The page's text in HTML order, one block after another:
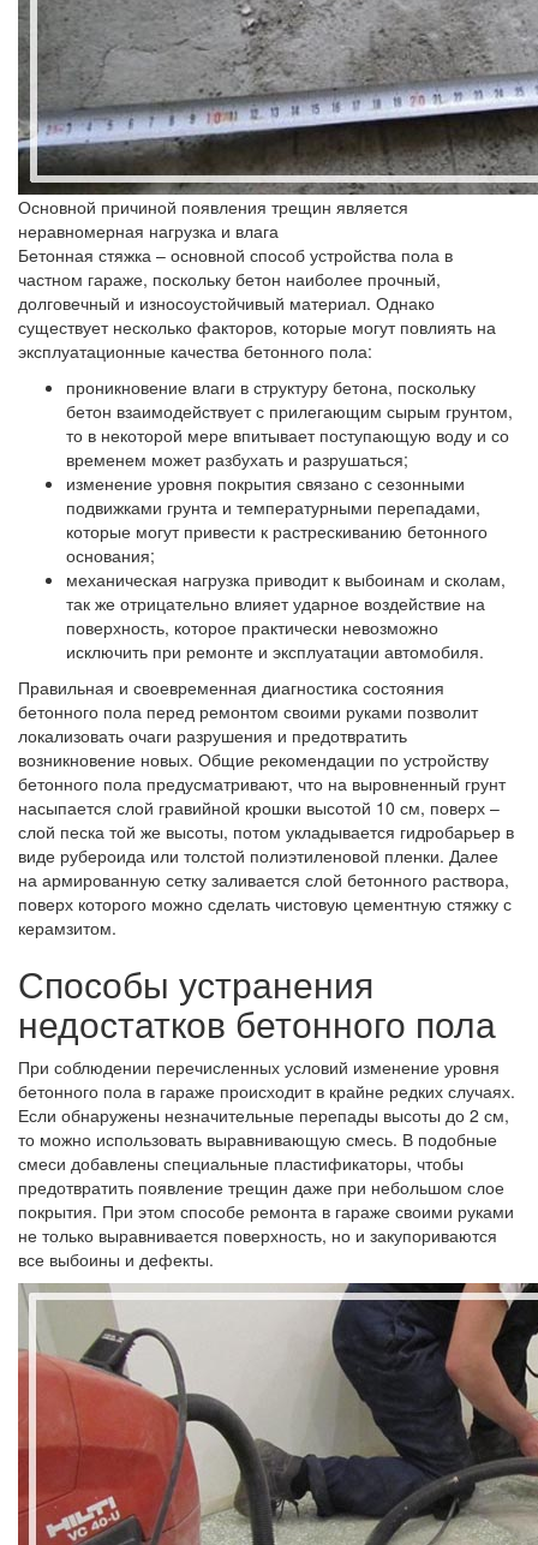
Основной причиной появления трещин является
неравномерная нагрузка и влага
Бетонная стяжка – основной способ устройства пола в
частном гараже, поскольку бетон наиболее прочный,
долговечный и износоустойчивый материал. Однако
существует несколько факторов, которые могут повлиять на
эксплуатационные качества бетонного пола:
проникновение влаги в структуру бетона, поскольку
бетон взаимодействует с прилегающим сырым грунтом,
то в некоторой мере впитывает поступающую воду и со
временем может разбухать и разрушаться;
изменение уровня покрытия связано с сезонными
подвижками грунта и температурными перепадами,
которые могут привести к растрескиванию бетонного
основания;
механическая нагрузка приводит к выбоинам и сколам,
так же отрицательно влияет ударное воздействие на
поверхность, которое практически невозможно
исключить при ремонте и эксплуатации автомобиля.
Правильная и своевременная диагностика состояния
бетонного пола перед ремонтом своими руками позволит
локализовать очаги разрушения и предотвратить
возникновение новых. Общие рекомендации по устройству
бетонного пола предусматривают, что на выровненный грунт
насыпается слой гравийной крошки высотой 10 см, поверх –
слой песка той же высоты, потом укладывается гидробарьер в
виде рубероида или толстой полиэтиленовой пленки. Далее
на армированную сетку заливается слой бетонного раствора,
поверх которого можно сделать чистовую цементную стяжку с
керамзитом.
Способы устранения
недостатков бетонного пола
При соблюдении перечисленных условий изменение уровня
бетонного пола в гараже происходит в крайне редких случаях.
Если обнаружены незначительные перепады высоты до 2 см,
то можно использовать выравнивающую смесь. В подобные
смеси добавлены специальные пластификаторы, чтобы
предотвратить появление трещин даже при небольшом слое
покрытия. При этом способе ремонта в гараже своими руками
не только выравнивается поверхность, но и закупориваются
все выбоины и дефекты.